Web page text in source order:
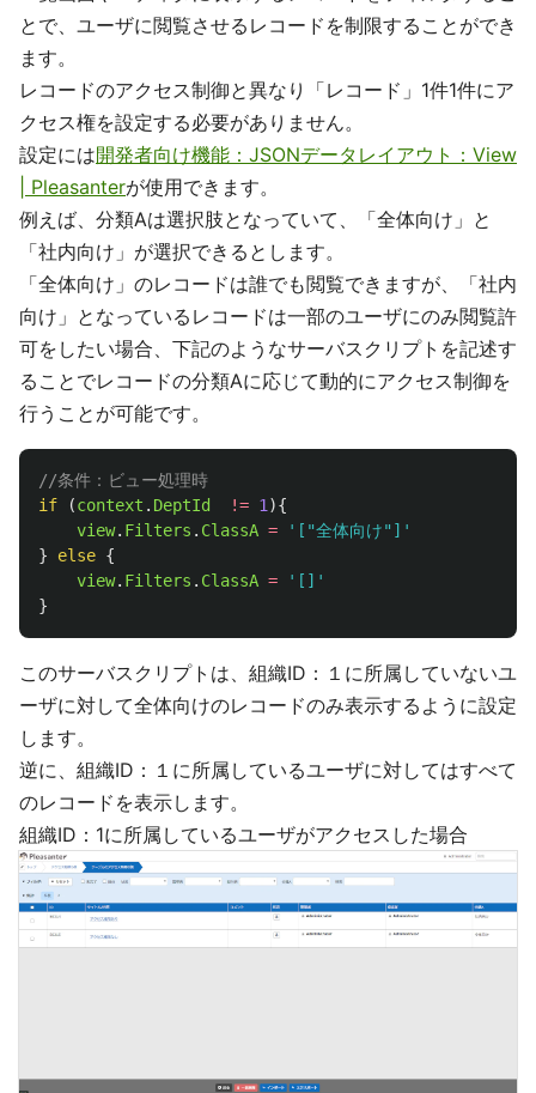
とで、ユーザに閲覧させるレコードを制限することができ
ます。
レコードのアクセス制御と異なり「レコード」1件1件にア
クセス権を設定する必要がありません。
設定には開発者向け機能：JSONデータレイアウト：View
| Pleasanterが使用できます。
例えば、分類Aは選択肢となっていて、「全体向け」と
「社内向け」が選択できるとします。
「全体向け」のレコードは誰でも閲覧できますが、「社内
向け」となっているレコードは一部のユーザにのみ閲覧許
可をしたい場合、下記のようなサーバスクリプトを記述す
ることでレコードの分類Aに応じて動的にアクセス制御を
行うことが可能です。
//条件：ビュー処理時
if
(context . DeptId != 1){
view. Filters . ClassA = ' ["全体向け"] '
}
else {
view. Filters . ClassA = ' [] '
}
このサーバスクリプトは、組織ID：１に所属していないユ
ーザに対して全体向けのレコードのみ表示するように設定
します。
逆に、組織ID：１に所属しているユーザに対してはすべて
のレコードを表示します。
組織ID：1に所属しているユーザがアクセスした場合